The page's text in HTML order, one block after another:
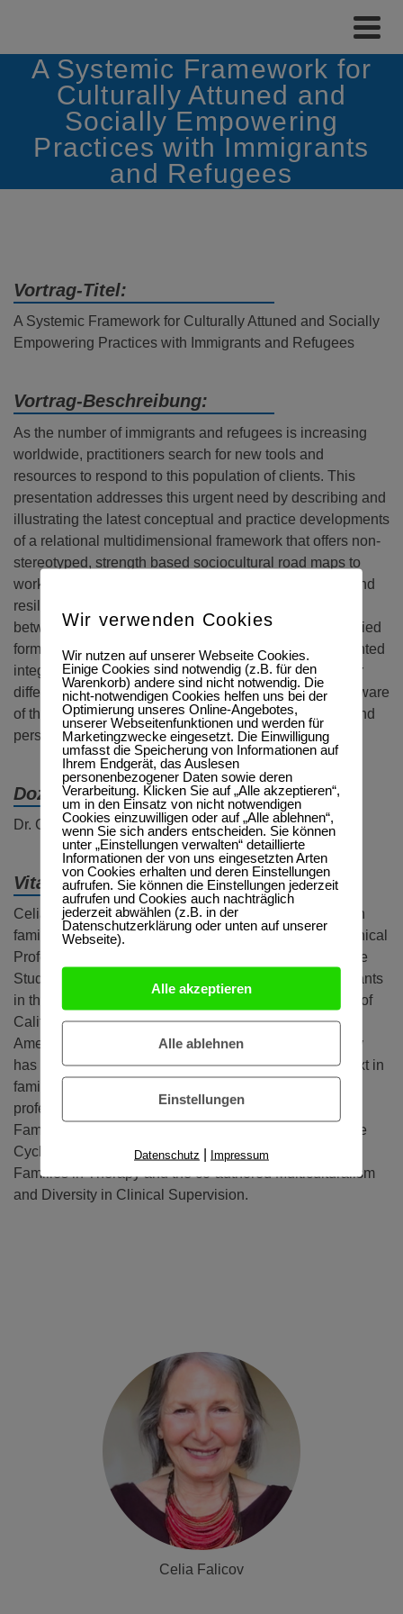
A Systemic Framework for
Culturally Attuned and
Socially Empowering
Practices with Immigrants
and Refugees
Vortrag-Titel:
A Systemic Framework for Culturally Attuned and Socially
Empowering Practices with Immigrants and Refugees
Vortrag-Beschreibung:
As the number of immigrants and refugees is increasing
worldwide, practitioners search for new tools and
resources to respond to this population of clients. This
presentation addresses this urgent need by describing and
illustrating the latest conceptual and practice developments
of a relational multidimensional framework that offers non-
stereotyped, strength based sociocultural road maps to
work systematically with many cultural groups. Risks and
resiliencies inherent in separations and reunifications
between family members will be focused on in the applied
form of “transnational therapies”. The framework presented
integrates “cultural humility” and reflexivity about power
differentials for practitioners since they must become aware
of the role their theoretical sociocultural assumptions and
personal preferences play in the therapeutic encounter.
Dozent:
Dr. Celia J. Falicov
Vita:
Celia Jaes Falicov, Ph.D. is an internationally re-known
family therapy author, teacher, and clinician. She is Clinical
Professor and Founding Director of Mental Health at the
Student Run Free Clinics providing services to immigrants
in the Department of Family Medicine at the University of
California, San Diego. She is Past President of the
American Family Therapy Academy (AFTA). Dr Falicov
has pioneered writings on migration, culture and context in
family therapy practice and training, receiving many
professional awards for this work. Her books include
Family Transitions: Continuity and Change over the Life
Cycle; Cultural Perspectives in Family Therapy; Latino
Families in Therapy and the co-authored Multiculturalism
and Diversity in Clinical Supervision.
Celia Falicov
Wir verwenden Cookies
Wir nutzen auf unserer Webseite Cookies.
Einige Cookies sind notwendig (z.B. für den
Warenkorb) andere sind nicht notwendig. Die
nicht-notwendigen Cookies helfen uns bei der
Optimierung unseres Online-Angebotes,
unserer Webseitenfunktionen und werden für
Marketingzwecke eingesetzt. Die Einwilligung
umfasst die Speicherung von Informationen auf
Ihrem Endgerät, das Auslesen
personenbezogener Daten sowie deren
Verarbeitung. Klicken Sie auf „Alle akzeptieren“,
um in den Einsatz von nicht notwendigen
Cookies einzuwilligen oder auf „Alle ablehnen“,
wenn Sie sich anders entscheiden. Sie können
unter „Einstellungen verwalten“ detaillierte
Informationen der von uns eingesetzten Arten
von Cookies erhalten und deren Einstellungen
aufrufen. Sie können die Einstellungen jederzeit
aufrufen und Cookies auch nachträglich
jederzeit abwählen (z.B. in der
Datenschutzerklärung oder unten auf unserer
Webseite).
Alle akzeptieren
Alle ablehnen
Einstellungen
Datenschutz Impressum